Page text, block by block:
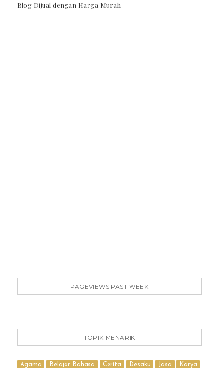
Blog Dijual dengan Harga Murah
PAGEVIEWS PAST WEEK
TOPIK MENARIK
Agama Belajar Bahasa Cerita Desaku Jasa Karya